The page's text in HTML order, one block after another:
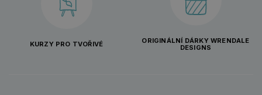
KURZY PRO TVOŘIVÉ
ORIGINÁLNÍ DÁRKY WRENDALE
DESIGNS